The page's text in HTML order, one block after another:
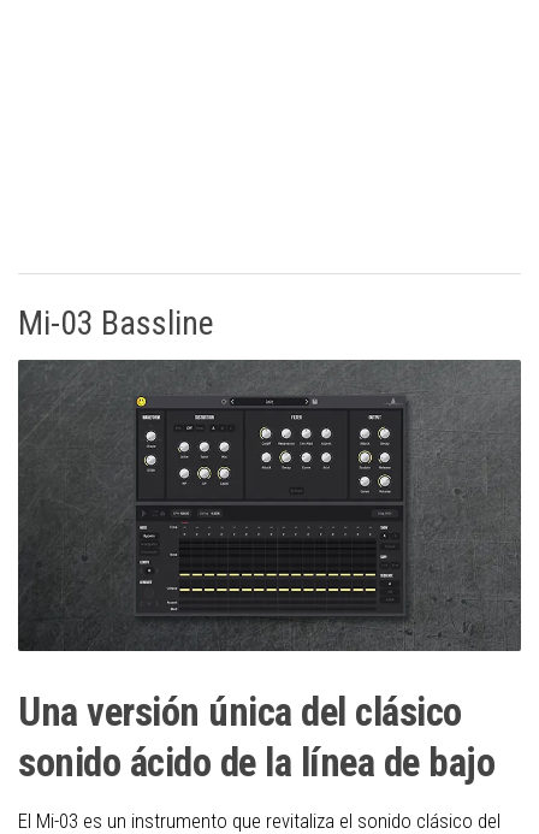
Mi-03 Bassline
Una versión única del clásico
sonido ácido de la línea de bajo
El Mi-03 es un instrumento que revitaliza el sonido clásico del